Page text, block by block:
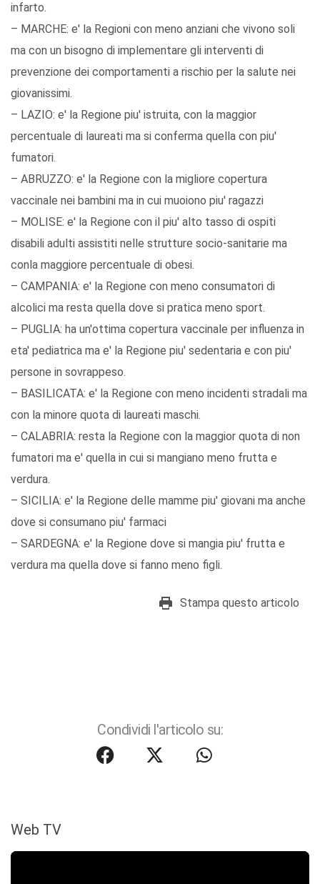
infarto.
– MARCHE: e' la Regioni con meno anziani che vivono soli
ma con un bisogno di implementare gli interventi di
prevenzione dei comportamenti a rischio per la salute nei
giovanissimi.
– LAZIO: e' la Regione piu' istruita, con la maggior
percentuale di laureati ma si conferma quella con piu'
fumatori.
– ABRUZZO: e' la Regione con la migliore copertura
vaccinale nei bambini ma in cui muoiono piu' ragazzi
– MOLISE: e' la Regione con il piu' alto tasso di ospiti
disabili adulti assistiti nelle strutture socio-sanitarie ma
conla maggiore percentuale di obesi.
– CAMPANIA: e' la Regione con meno consumatori di
alcolici ma resta quella dove si pratica meno sport.
– PUGLIA: ha un'ottima copertura vaccinale per influenza in
eta' pediatrica ma e' la Regione piu' sedentaria e con piu'
persone in sovrappeso.
– BASILICATA: e' la Regione con meno incidenti stradali ma
con la minore quota di laureati maschi.
– CALABRIA: resta la Regione con la maggior quota di non
fumatori ma e' quella in cui si mangiano meno frutta e
verdura.
– SICILIA: e' la Regione delle mamme piu' giovani ma anche
dove si consumano piu' farmaci
– SARDEGNA: e' la Regione dove si mangia piu' frutta e
verdura ma quella dove si fanno meno figli.
Stampa questo articolo
Condividi l'articolo su:
Web TV